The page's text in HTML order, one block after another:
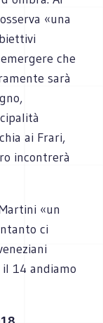
«una
che
sarà
ai Frari,
incontrerà
«un
ci
14 andiamo